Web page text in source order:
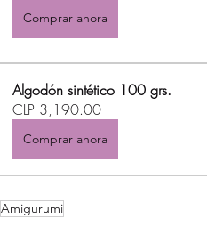
Comprar ahora
Algodón sintético 100 grs.
CLP 3,190.00
Comprar ahora
Amigurumi